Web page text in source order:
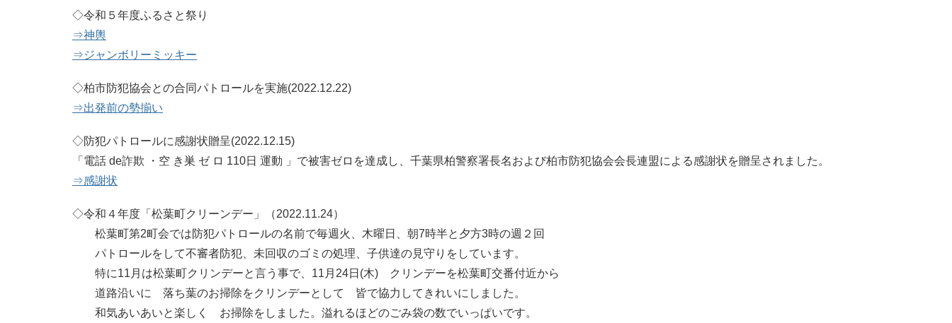
◇令和５年度ふるさと祭り
⇒神輿
⇒ジャンボリーミッキー
◇柏市防犯協会との合同パトロールを実施(2022.12.22)
⇒出発前の勢揃い
◇防犯パトロールに感謝状贈呈(2022.12.15)
「電話 de詐欺 ・空 き巣 ゼ ロ 110日 運動 」で被害ゼロを達成し、千葉県柏警察署長名および柏市防犯協会会長連盟による感謝状を贈呈されました。
⇒感謝状
◇令和４年度「松葉町クリーンデー」（2022.11.24）
松葉町第2町会では防犯パトロールの名前で毎週火、木曜日、朝7時半と夕方3時の週２回
パトロールをして不審者防犯、未回収のゴミの処理、子供達の見守りをしています。
特に11月は松葉町クリンデーと言う事で、11月24日(木) クリンデーを松葉町交番付近から
道路沿いに 落ち葉のお掃除をクリンデーとして 皆で協力してきれいにしました。
和気あいあいと楽しく お掃除をしました。溢れるほどのごみ袋の数でいっぱいです。